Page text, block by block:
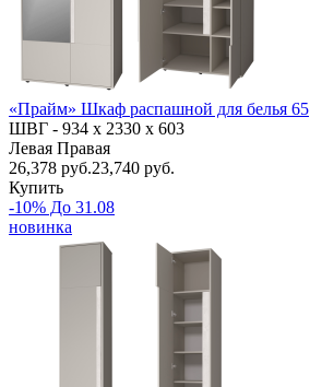
«Прайм» Шкаф распашной для белья 65
ШВГ - 934 х 2330 х 603
Левая Правая
26,378 руб.23,740 руб.
Купить
-10% До 31.08
новинка